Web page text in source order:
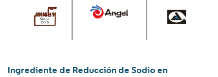
Ingrediente de Reducción de Sodio en